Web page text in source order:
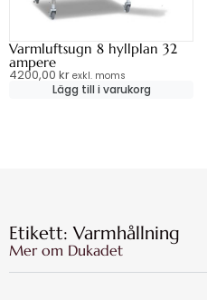
Varmluftsugn 8 hyllplan 32
ampere
4200,00 kr exkl. moms
Lägg till i varukorg
Etikett: Varmhållning
Mer om Dukadet